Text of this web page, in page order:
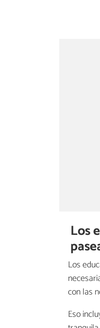
Los
Los
con las
Eso